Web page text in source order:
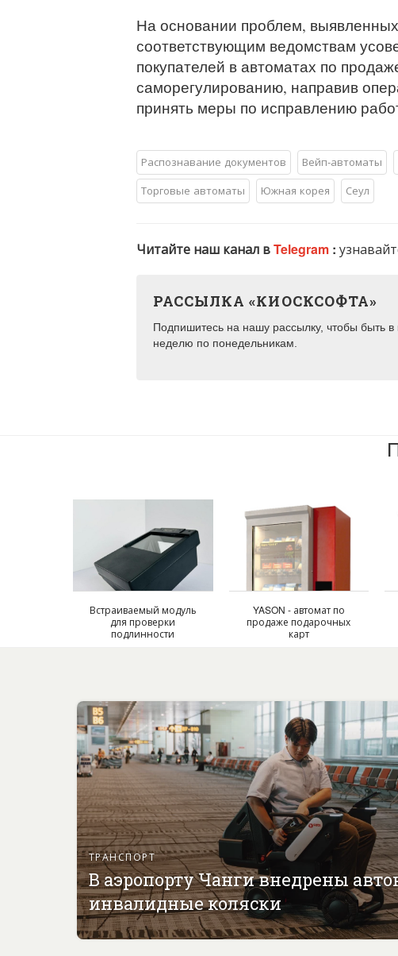
На основании проблем,
соответствующим ведомствам
покупателей в автоматах по
саморегулированию, направив
принять меры по исправлению
Распознавание документов Вейп-автоматы
Торговые автоматы
Южная корея Сеул
Читайте наш канал вTelegram :
РАССЫЛКА «КИОСКСОФТА»
Подпишитесь на нашу рассылку, чтобы быть в
неделю по понедельникам.
Встраиваемый модуль
для проверки
подлинности
YASON - автомат по
продаже подарочных
карт
ТРАНСПОРТ
В аэропорту Чанги внедрены
инвалидные коляски